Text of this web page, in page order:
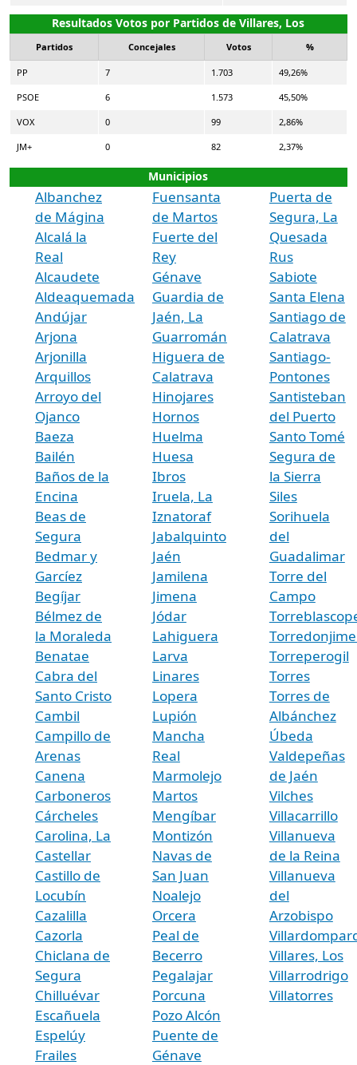
Resultados Votos por Partidos de Villares, Los
Partidos Concejales Votos %
PP 7 1.703 49,26%
PSOE 6 1.573 45,50%
VOX 0 99 2,86%
JM+ 0 82 2,37%
Municipios
Albanchez
de Mágina
Alcalá la
Real
Alcaudete
Aldeaquemada
Andújar
Arjona
Arjonilla
Arquillos
Arroyo del
Ojanco
Baeza
Bailén
Baños de la
Encina
Beas de
Segura
Bedmar y
Garcíez
Begíjar
Bélmez de
la Moraleda
Benatae
Cabra del
Santo Cristo
Cambil
Campillo de
Arenas
Canena
Carboneros
Cárcheles
Carolina, La
Castellar
Castillo de
Locubín
Cazalilla
Cazorla
Chiclana de
Segura
Chilluévar
Escañuela
Espelúy
Frailes
Fuensanta
de Martos
Fuerte del
Rey
Génave
Guardia de
Jaén, La
Guarromán
Higuera de
Calatrava
Hinojares
Hornos
Huelma
Huesa
Ibros
Iruela, La
Iznatoraf
Jabalquinto
Jaén
Jamilena
Jimena
Jódar
Lahiguera
Larva
Linares
Lopera
Lupión
Mancha
Real
Marmolejo
Martos
Mengíbar
Montizón
Navas de
San Juan
Noalejo
Orcera
Peal de
Becerro
Pegalajar
Porcuna
Pozo Alcón
Puente de
Génave
Puerta de
Segura, La
Quesada
Rus
Sabiote
Santa Elena
Santiago de
Calatrava
Santiago-
Pontones
Santisteban
del Puerto
Santo Tomé
Segura de
la Sierra
Siles
Sorihuela
del
Guadalimar
Torre del
Campo
Torreperogil
Torres
Torres de
Albánchez
Úbeda
Valdepeñas
de Jaén
Vilches
Villacarrillo
Villanueva
de la Reina
Villanueva
del
Arzobispo
Villares, Los
Villarrodrigo
Villatorres